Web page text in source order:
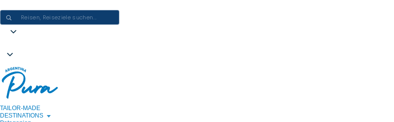
TAILOR-MADE
DESTINATIONS